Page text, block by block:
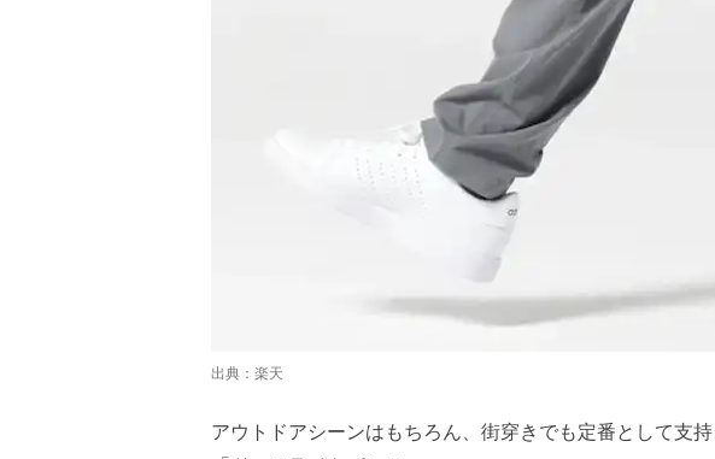
出典： 楽天
アウトドアシーンはもちろん、街穿きでも定番として支